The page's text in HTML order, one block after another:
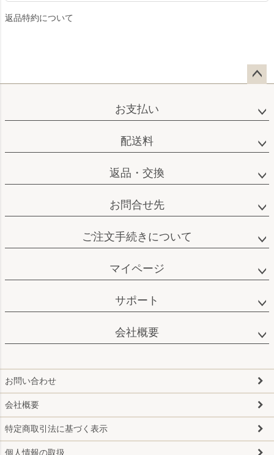
返品特約について
ップ
お支払い
配送料
返品・交換
お問合せ先
ご注文手続きについて
マイページ
サポート
会社概要
お問い合わせ
会社概要
特定商取引法に基づく表示
個人情報の取扱